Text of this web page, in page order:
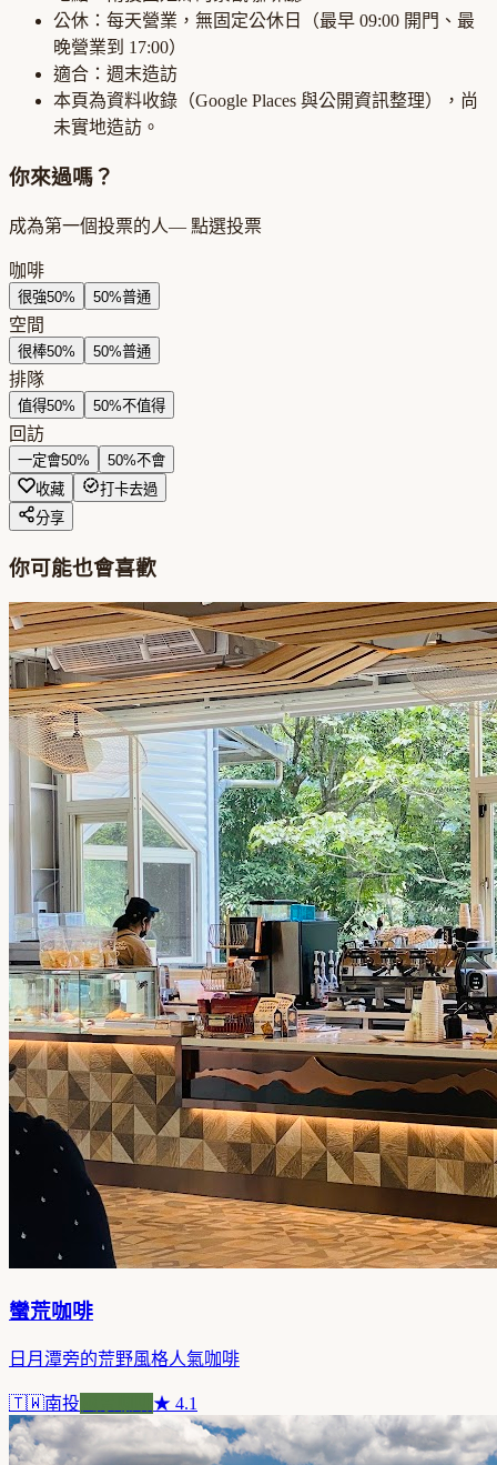
公休： 每天營業，無固定公休日 （最早 09:00 開門、最
晚營業到 17:00）
適合： 週末造訪
本頁為資料收錄（Google Places 與公開資訊整理），尚
未實地造訪。
你來過嗎？
成為第一個投票的人— 點選投票
咖啡
很強50% 50%普通
空間
很棒50% 50%普通
排隊
值得50% 50%不值得
回訪
一定會50% 50%不會
收藏
打卡去過
分享
你可能也會喜歡
蠻荒咖啡
日月潭旁的荒野風格人氣咖啡
🇹🇼南投 ★ 4.1